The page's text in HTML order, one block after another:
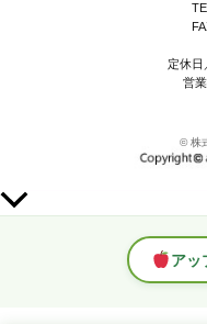
定休日
営
© 株
アッ